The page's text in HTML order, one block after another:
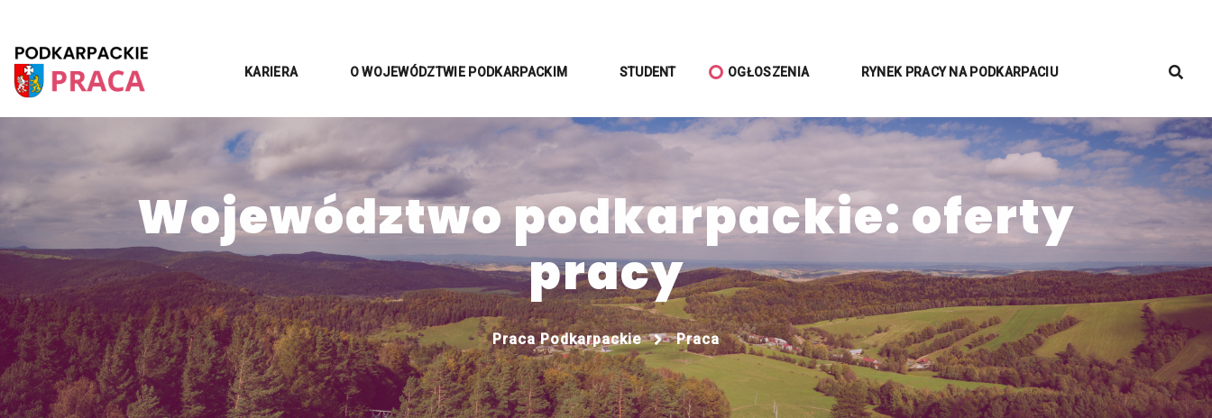
KARIERA O WOJEWÓDZTWIE PODKARPACKIM STUDENT OGŁOSZENIA RYNEK PRACY NA PODKARPACIU
Województwo podkarpackie: oferty
pracy
Praca Podkarpackie Praca